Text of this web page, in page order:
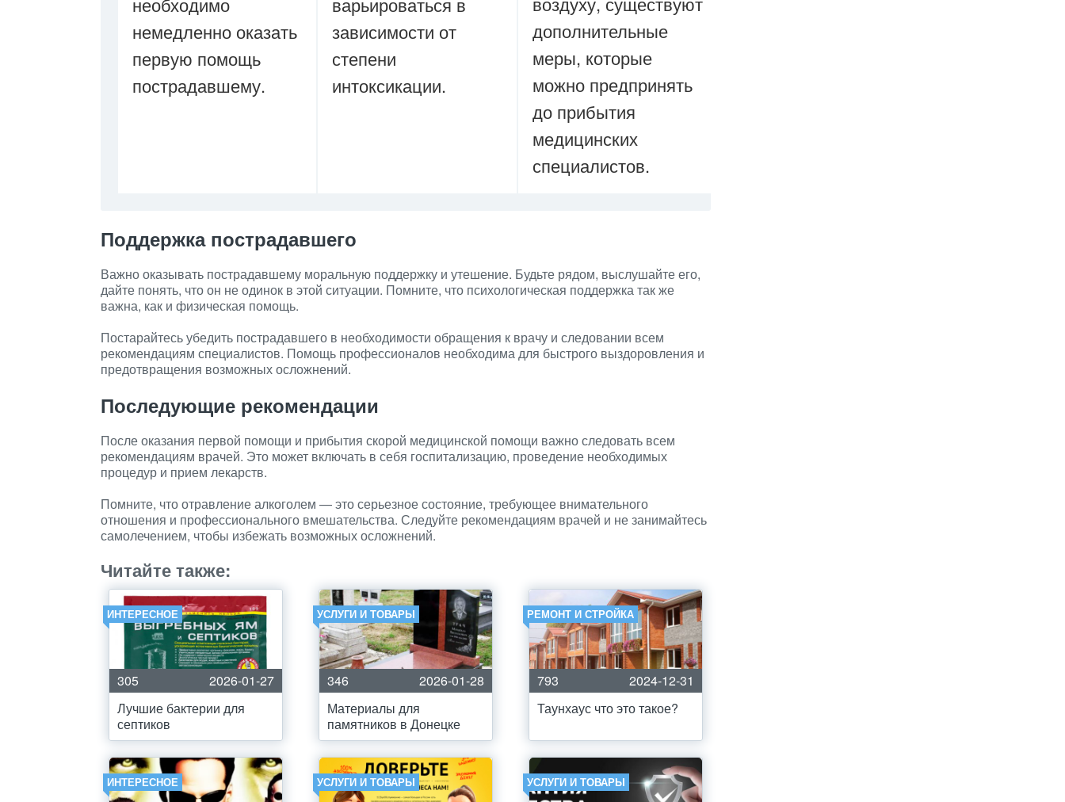
немедленно оказать
первую помощь
пострадавшему.
зависимости от
степени
интоксикации.
дополнительные
меры, которые
можно предпринять
до прибытия
медицинских
специалистов.
Поддержка пострадавшего
Важно оказывать пострадавшему моральную поддержку и утешение. Будьте рядом, выслушайте его,
дайте понять, что он не одинок в этой ситуации. Помните, что психологическая поддержка так же
важна, как и физическая помощь.
Постарайтесь убедить пострадавшего в необходимости обращения к врачу и следовании всем
рекомендациям специалистов. Помощь профессионалов необходима для быстрого выздоровления и
предотвращения возможных осложнений.
Последующие рекомендации
После оказания первой помощи и прибытия скорой медицинской помощи важно следовать всем
рекомендациям врачей. Это может включать в себя госпитализацию, проведение необходимых
процедур и прием лекарств.
Помните, что отравление алкоголем — это серьезное состояние, требующее внимательного
отношения и профессионального вмешательства. Следуйте рекомендациям врачей и не занимайтесь
самолечением, чтобы избежать возможных осложнений.
Читайте также:
ИНТЕРЕСНОЕ
305
2026-01-27
Лучшие бактерии для
септиков
УСЛУГИ И ТОВАРЫ
346
2026-01-28
Материалы для
памятников в Донецке
РЕМОНТ И СТРОЙКА
793
2024-12-31
Таунхаус что это такое?
ИНТЕРЕСНОЕ УСЛУГИ И ТОВАРЫ УСЛУГИ И ТОВАРЫ